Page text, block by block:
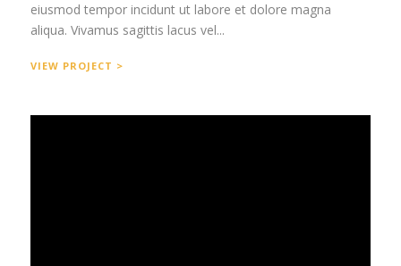
eiusmod tempor incidunt ut labore et dolore magna
aliqua. Vivamus sagittis lacus vel...
VIEW PROJECT >